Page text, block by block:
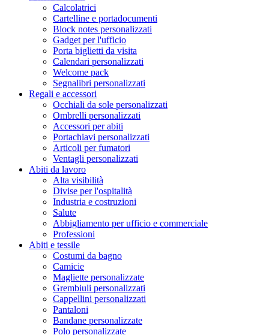
Calcolatrici
Cartelline e portadocumenti
Block notes personalizzati
Gadget per l'ufficio
Porta biglietti da visita
Calendari personalizzati
Welcome pack
Segnalibri personalizzati
Regali e accessori
Occhiali da sole personalizzati
Ombrelli personalizzati
Accessori per abiti
Portachiavi personalizzati
Articoli per fumatori
Ventagli personalizzati
Abiti da lavoro
Alta visibilità
Divise per l'ospitalità
Industria e costruzioni
Salute
Abbigliamento per ufficio e commerciale
Professioni
Abiti e tessile
Costumi da bagno
Camicie
Magliette personalizzate
Grembiuli personalizzati
Cappellini personalizzati
Pantaloni
Bandane personalizzate
Polo personalizzate